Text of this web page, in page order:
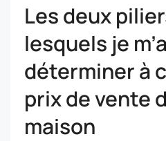
Les deux
lesquels je
déterminer à
prix de vente
maison